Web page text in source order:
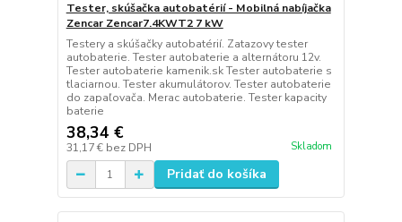
Tester, skúšačka autobatérií - Mobilná nabíjačka
Zencar Zencar7.4KWT2 7 kW
Testery a skúšačky autobatérií. Zatazovy tester
autobaterie. Tester autobaterie a alternátoru 12v.
Tester autobaterie kamenik.sk Tester autobaterie s
tlaciarnou. Tester akumulátorov. Tester autobaterie
do zapaľovača. Merac autobaterie. Tester kapacity
baterie
38,34 €
31,17 € bez DPH Skladom
Pridať do košíka